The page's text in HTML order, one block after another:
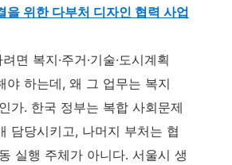
을 위한 다부처 디자인 협력 사업
면 복지·주거·기술·도시계획
야 하는데, 왜 그 업무는 복지
가. 한국 정부는 복합 사회문제
담당시키고, 나머지 부처는 협
실행 주체가 아니다. 서울시 생